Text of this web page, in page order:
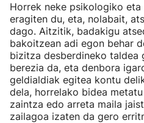
Horrek neke psikologiko
eragiten du, eta, nolabait,
dago. Aitzitik, badakigu
bakoitzean adi egon behar
bizitza desberdineko taldea
berezia da, eta denbora
geldialdiak egitea kontu
dela, horrelako bidea
zaintza edo arreta maila
zailagoa izaten da gero